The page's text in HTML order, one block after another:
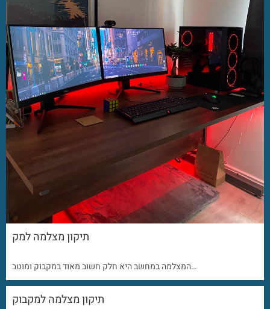
תיקון מצלמה למק
המצלמה במחשב היא חלק חשוב מאוד במקבוק ומוטב…
תיקון מצלמה למקבוק